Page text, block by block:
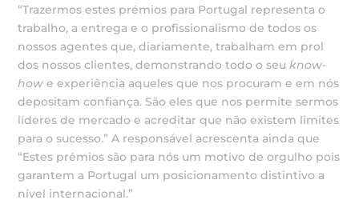
“Trazermos estes prémios para Portugal representa o
trabalho, a entrega e o profissionalismo de todos os
nossos agentes que, diariamente, trabalham em prol
dos nossos clientes, demonstrando todo o seuknow-
how e experiência aqueles que nos procuram e em nós
depositam confiança. São eles que nos permite sermos
líderes de mercado e acreditar que não existem limites
para o sucesso.” A responsável acrescenta ainda que
“Estes prémios são para nós um motivo de orgulho pois
garantem a Portugal um posicionamento distintivo a
nível internacional.”